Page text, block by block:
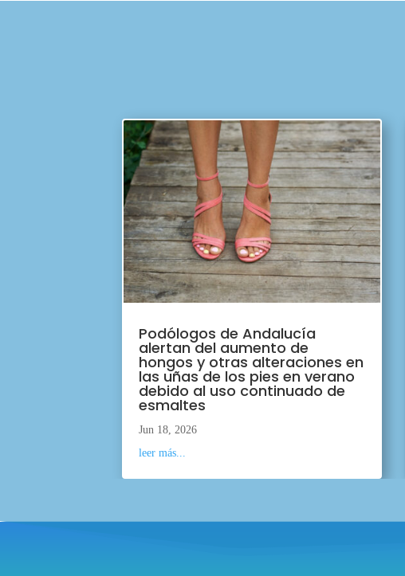
Podólogos de Andalucía
alertan del aumento de
hongos y otras alteraciones en
las uñas de los pies en verano
debido al uso continuado de
esmaltes
Jun 18, 2026
leer más...